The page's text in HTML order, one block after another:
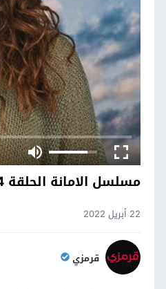
مسلسل الامانة الحلقة 364
22 أبريل 2022
قرمزي